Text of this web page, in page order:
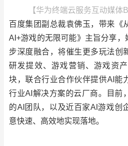
【华为终端云服务互动媒体
百度集团副总裁袁佛玉，带来《
AI+游戏的无限可能》主旨分享
步深度融合，将催生更多玩法创
研发提效、游戏营销、游戏资
块，联合行业合作伙伴提供AI能
行业AI解决方案的云厂商。目前
的AI团队，以及近百家AI游戏创
意快速、高效地实现落地。